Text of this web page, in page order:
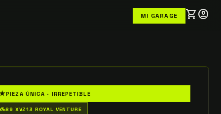
MI GARAGE shopping_cartaccount_circle
PIEZA ÚNICA · IRREPETIBLE
89 XVZ13 ROYAL VENTURE